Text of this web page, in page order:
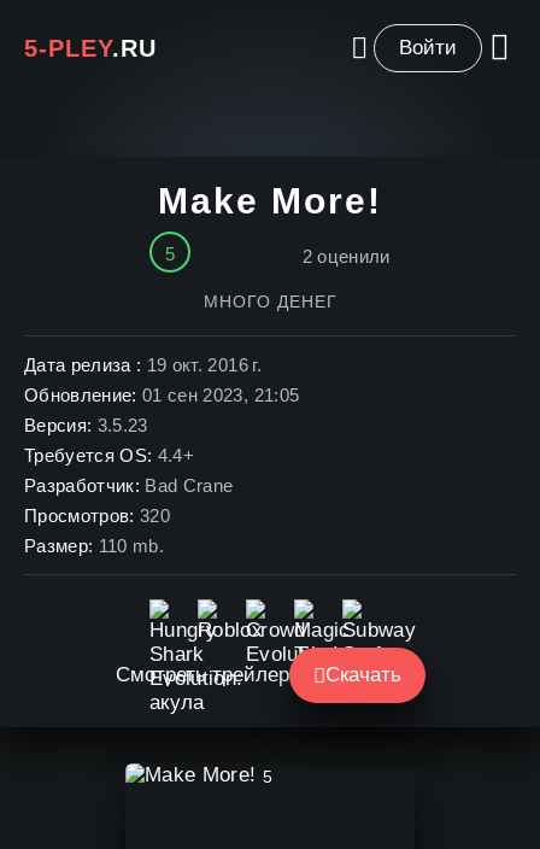
5-PLEY.RU Войти
Make More!
5 2оценили
МНОГО ДЕНЕГ
Дата релиза : 19 окт. 2016 г.
Обновление: 01 сен 2023, 21:05
Версия: 3.5.23
Требуется OS: 4.4+
Разработчик: Bad Crane
Просмотров: 320
Размер: 110 mb.
Смотреть трейлер Скачать
5